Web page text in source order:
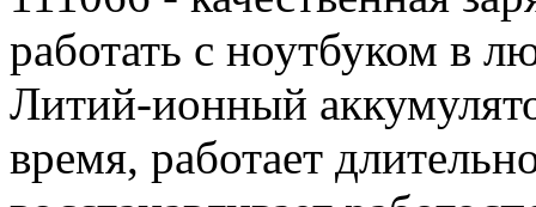
работать с ноутбуком в
Литий-ионный
время, работает